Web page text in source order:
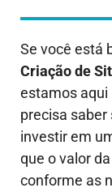
Se você está
Criação de
estamos aqui
precisa saber
investir em
que o valor
conforme as